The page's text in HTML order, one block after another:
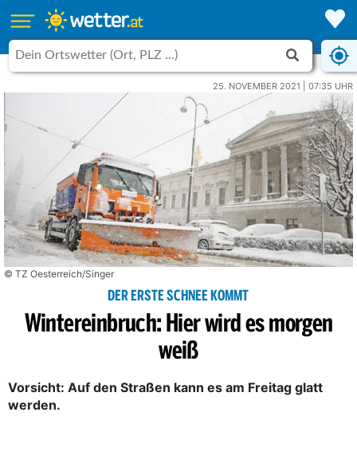
25. NOVEMBER 2021 | 07:35 UHR
© TZ Oesterreich/Singer
DER ERSTE SCHNEE KOMMT
Wintereinbruch: Hier wird es morgen
weiß
Vorsicht: Auf den Straßen kann es am Freitag glatt
werden.